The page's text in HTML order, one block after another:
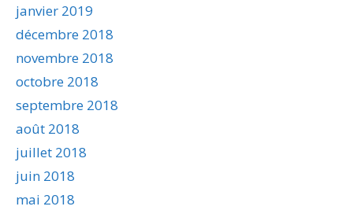
janvier 2019
décembre 2018
novembre 2018
octobre 2018
septembre 2018
août 2018
juillet 2018
juin 2018
mai 2018